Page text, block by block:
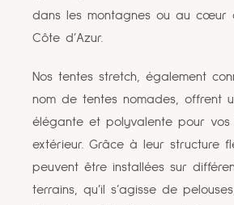
dans les montagnes ou au cœur
Côte d’Azur.
Nos tentes stretch, également
nom de tentes nomades, offrent
élégante et polyvalente pour vos
extérieur. Grâce à leur structure
peuvent être installées sur
terrains, qu’il s’agisse de